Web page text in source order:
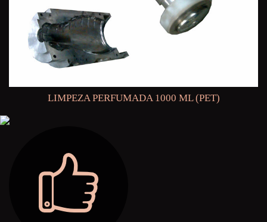
LIMPEZA PERFUMADA 1000 ML (PET)